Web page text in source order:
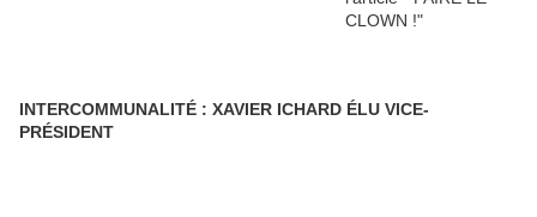
INTERCOMMUNALITÉ : XAVIER ICHARD ÉLU VICE-
PRÉSIDENT